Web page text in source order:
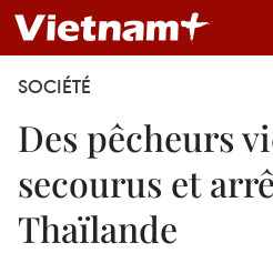
SOCIÉTÉ
Des pêcheurs
secourus et
Thaïlande